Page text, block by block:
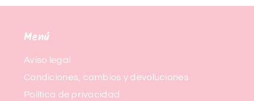
Menú
Aviso legal
Condiciones, cambios y devoluciones
Política de privacidad